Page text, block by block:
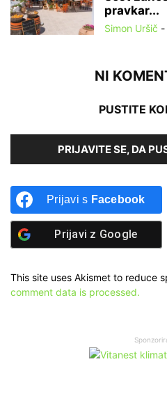
pravkar...
Simon Uršič -
NI
PUSTITE
PRIJAVITE SE, DA
Prijavi s Facebook
Prijavi z Google
This site uses Akismet to reduce
comment data is processed.